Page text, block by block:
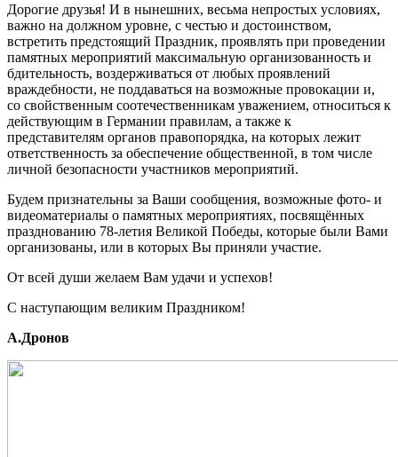
Дорогие друзья! И в нынешних, весьма непростых условиях,
важно на должном уровне, с честью и достоинством,
встретить предстоящий Праздник, проявлять при проведении
памятных мероприятий максимальную организованность и
бдительность, воздерживаться от любых проявлений
враждебности, не поддаваться на возможные провокации и,
со свойственным соотечественникам уважением, относиться к
действующим в Германии правилам, а также к
представителям органов правопорядка, на которых лежит
ответственность за обеспечение общественной, в том числе
личной безопасности участников мероприятий.
Будем признательны за Ваши сообщения, возможные фото- и
видеоматериалы о памятных мероприятиях, посвящённых
празднованию 78-летия Великой Победы, которые были Вами
организованы, или в которых Вы приняли участие.
От всей души желаем Вам удачи и успехов!
С наступающим великим Праздником!
А.Дронов